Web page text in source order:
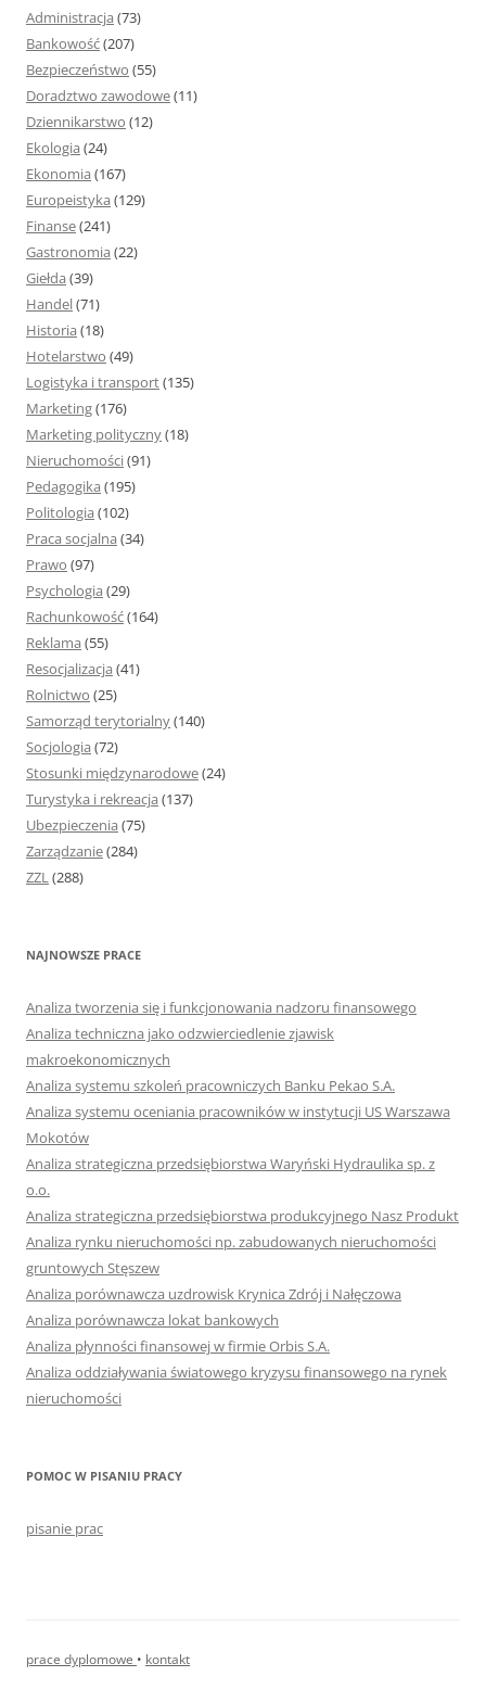
Administracja (73)
Bankowość(207)
Bezpieczeństwo (55)
Doradztwo zawodowe(11)
Dziennikarstwo (12)
Ekologia (24)
Ekonomia (167)
Europeistyka (129)
Finanse(241)
Gastronomia (22)
Giełda (39)
Handel(71)
Historia (18)
Hotelarstwo (49)
Logistyka i transport(135)
Marketing(176)
Marketing polityczny(18)
Nieruchomości(91)
Pedagogika (195)
Politologia (102)
Praca socjalna (34)
Prawo (97)
Psychologia (29)
Rachunkowość(164)
Reklama (55)
Resocjalizacja (41)
Rolnictwo (25)
Samorząd terytorialny(140)
Socjologia (72)
Stosunki międzynarodowe(24)
Turystyka i rekreacja (137)
Ubezpieczenia (75)
Zarządzanie(284)
ZZL(288)
NAJNOWSZE PRACE
Analiza tworzenia się i funkcjonowania nadzoru finansowego
Analiza techniczna jako odzwierciedlenie zjawisk
makroekonomicznych
Analiza systemu szkoleń pracowniczych Banku Pekao S.A.
Analiza systemu oceniania pracowników w instytucji US Warszawa
Mokotów
Analiza strategiczna przedsiębiorstwa Waryński Hydraulika sp. z
o.o.
Analiza strategiczna przedsiębiorstwa produkcyjnego Nasz Produkt
Analiza rynku nieruchomości np. zabudowanych nieruchomości
gruntowych Stęszew
Analiza porównawcza uzdrowisk Krynica Zdrój i Nałęczowa
Analiza porównawcza lokat bankowych
Analiza płynności finansowej w firmie Orbis S.A.
Analiza oddziaływania światowego kryzysu finansowego na rynek
nieruchomości
POMOC W PISANIU PRACY
pisanie prac
prace dyplomowe • kontakt